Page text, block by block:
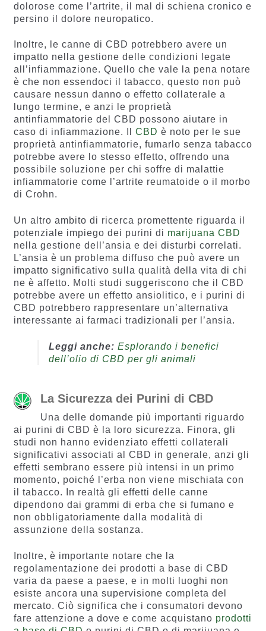
dolorose come l’artrite, il mal di schiena cronico e
persino il dolore neuropatico.
Inoltre, le canne di CBD potrebbero avere un
impatto nella gestione delle condizioni legate
all’infiammazione. Quello che vale la pena notare
è che non essendoci il tabacco, questo non può
causare nessun danno o effetto collaterale a
lungo termine, e anzi le proprietà
antinfiammatorie del CBD possono aiutare in
caso di infiammazione. Il CBD è noto per le sue
proprietà antinfiammatorie, fumarlo senza tabacco
potrebbe avere lo stesso effetto, offrendo una
possibile soluzione per chi soffre di malattie
infiammatorie come l’artrite reumatoide o il morbo
di Crohn.
Un altro ambito di ricerca promettente riguarda il
potenziale impiego dei purini di marijuana CBD
nella gestione dell’ansia e dei disturbi correlati.
L’ansia è un problema diffuso che può avere un
impatto significativo sulla qualità della vita di chi
ne è affetto. Molti studi suggeriscono che il CBD
potrebbe avere un effetto ansiolitico, e i purini di
CBD potrebbero rappresentare un’alternativa
interessante ai farmaci tradizionali per l’ansia.
Leggi anche: Esplorando i benefici
dell’olio di CBD per gli animali
La Sicurezza dei Purini di CBD
Una delle domande più importanti riguardo
ai purini di CBD è la loro sicurezza. Finora, gli
studi non hanno evidenziato effetti collaterali
significativi associati al CBD in generale, anzi gli
effetti sembrano essere più intensi in un primo
momento, poiché l’erba non viene mischiata con
il tabacco. In realtà gli effetti delle canne
dipendono dai grammi di erba che si fumano e
non obbligatoriamente dalla modalità di
assunzione della sostanza.
Inoltre, è importante notare che la
regolamentazione dei prodotti a base di CBD
varia da paese a paese, e in molti luoghi non
esiste ancora una supervisione completa del
mercato. Ciò significa che i consumatori devono
fare attenzione a dove e come acquistano prodotti